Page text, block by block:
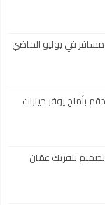
بأملج يوفر خيارات
تصميم تلفريك عمّان